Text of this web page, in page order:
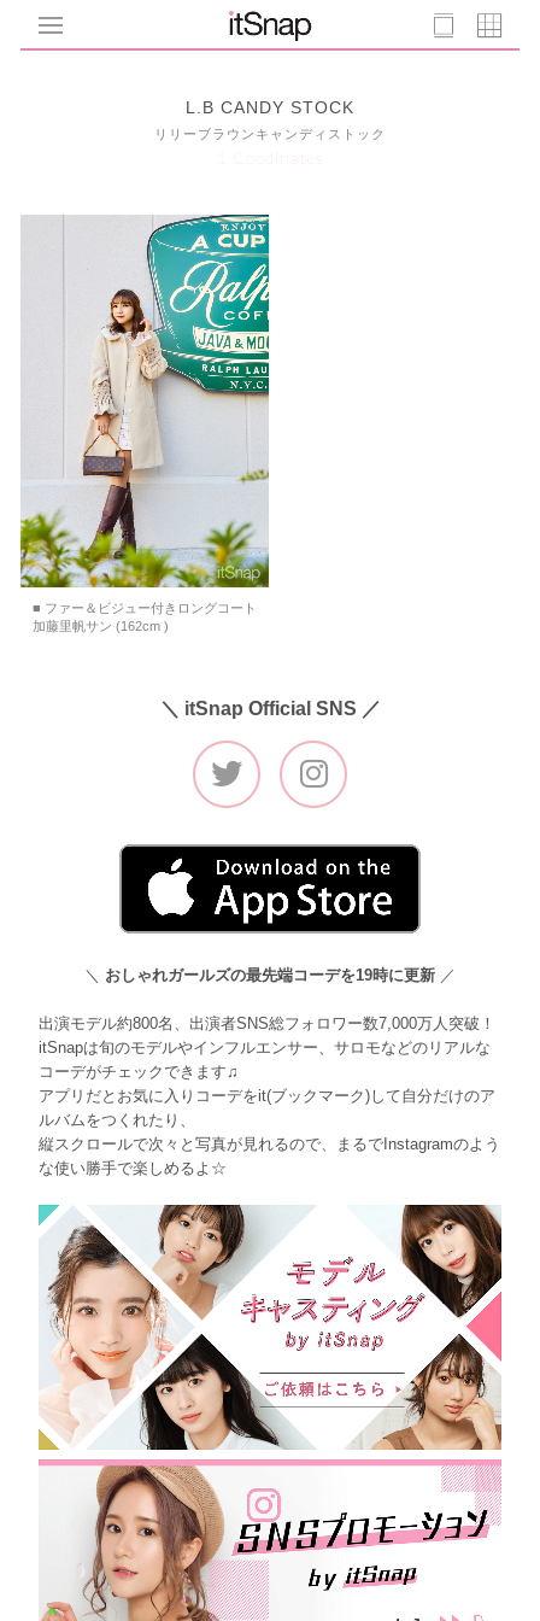
L.B CANDY STOCK
リリーブラウンキャンディストック
1 Coodinates
■ ファー＆ビジュー付きロングコート
加藤里帆サン (162cm )
＼ itSnap Official SNS ／
＼ おしゃれガールズの最先端コーデを19時に更新 ／
出演モデル約800名、出演者SNS総フォロワー数7,000万人突破！
itSnapは旬のモデルやインフルエンサー、サロモなどのリアルな
コーデがチェックできます♫
アプリだとお気に入りコーデをit(ブックマーク)して自分だけのア
ルバムをつくれたり、
縦スクロールで次々と写真が見れるので、まるでInstagramのよう
な使い勝手で楽しめるよ☆